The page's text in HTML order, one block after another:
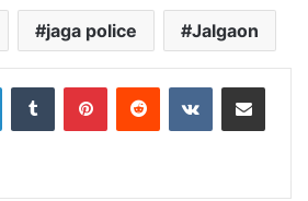
jaga police Jalgaon
LinkedInTumblr PinterestReddit VKontakteShare via Email